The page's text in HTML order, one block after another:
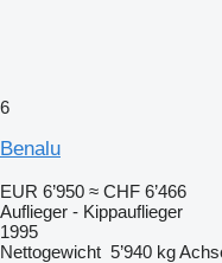
6
Benalu
EUR 6’950 ≈ CHF 6’466
Auflieger - Kippauflieger
1995
Nettogewicht 5’940 kg